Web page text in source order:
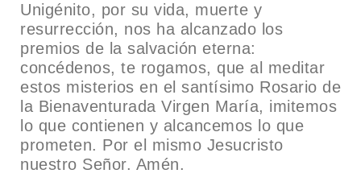
Unigénito, por su vida, muerte y
resurrección, nos ha alcanzado los
premios de la salvación eterna:
concédenos, te rogamos, que al meditar
estos misterios en el santísimo Rosario de
la Bienaventurada Virgen María, imitemos
lo que contienen y alcancemos lo que
prometen. Por el mismo Jesucristo
nuestro Señor. Amén.